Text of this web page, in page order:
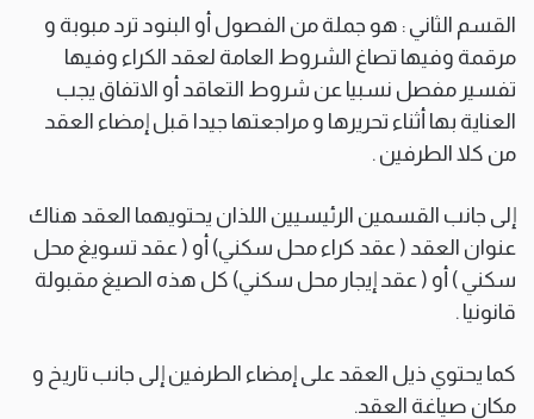
القسم الثاني : هو جملة من الفصول أو البنود ترد مبوبة و
مرقمة وفيها تصاغ الشروط العامة لعقد الكراء وفيها
تفسير مفصل نسبيا عن شروط التعاقد أو الاتفاق يجب
العناية بها أثناء تحريرها و مراجعتها جيدا قبل إمضاء العقد
من كلا الطرفين .
إلى جانب القسمين الرئيسيين اللذان يحتويهما العقد هناك
عنوان العقد ( عقد كراء محل سكني) أو ( عقد تسويغ محل
سكني ) أو ( عقد إيجار محل سكني) كل هذه الصيغ مقبولة
قانونيا .
كما يحتوي ذيل العقد على إمضاء الطرفين إلى جانب تاريخ و
مكان صياغة العقد.